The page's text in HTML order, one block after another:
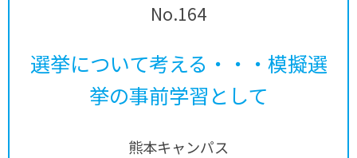
No.164
選挙について考える・・・模擬選
挙の事前学習として
熊本キャンパス